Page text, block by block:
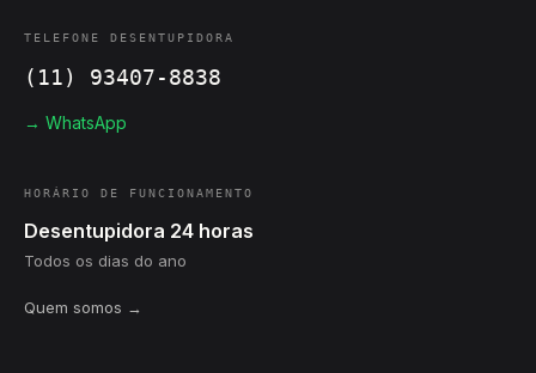
TELEFONE DESENTUPIDORA
(11) 93407-8838
→ WhatsApp
HORÁRIO DE FUNCIONAMENTO
Desentupidora 24 horas
Todos os dias do ano
Quem somos →